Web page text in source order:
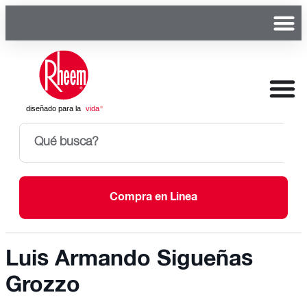
Compra en Linea
Luis Armando Sigueñas
Grozzo